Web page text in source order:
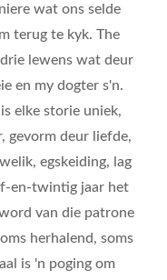
wat ons selde
terug te kyk. The
lewens wat deur
en my dogter s'n.
elke storie uniek,
gevorm deur liefde,
egskeiding, lag
en-twintig jaar het
van die patrone
herhalend, soms
is 'n poging om